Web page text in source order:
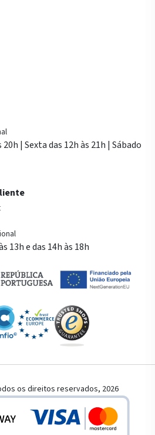
| Sexta das 12h às 21h | Sábado
13h e das 14h às 18h
os direitos reservados, 2026